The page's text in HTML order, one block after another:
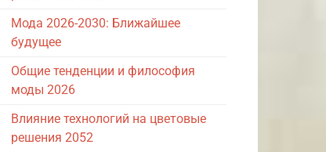
Мода 2026-2030: Ближайшее
будущее
Общие тенденции и философия
моды 2026
Влияние технологий на цветовые
решения 2052